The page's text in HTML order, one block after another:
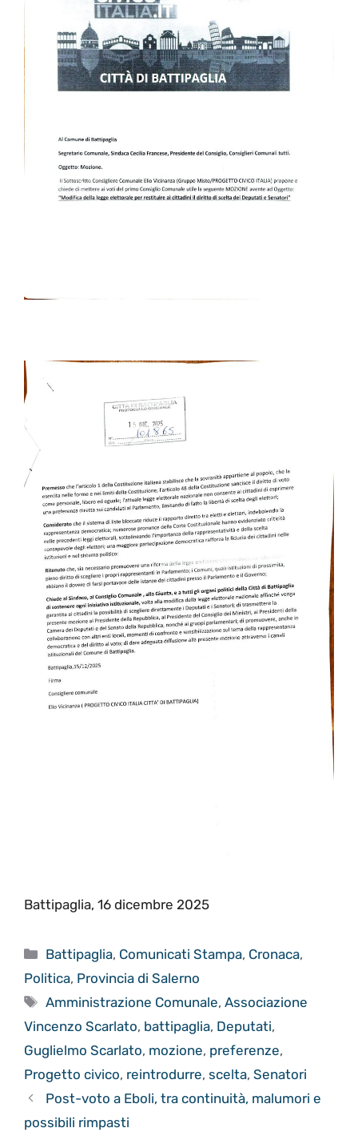
Battipaglia, 16 dicembre 2025
Categorie
Battipaglia, Comunicati Stampa, Cronaca,
Politica, Provincia di Salerno
Tag
Amministrazione Comunale,Associazione
Vincenzo Scarlato, battipaglia, Deputati,
Guglielmo Scarlato, mozione, preferenze,
Progetto civico, reintrodurre, scelta, Senatori
Post-voto a Eboli, tra continuità, malumori e
possibili rimpasti